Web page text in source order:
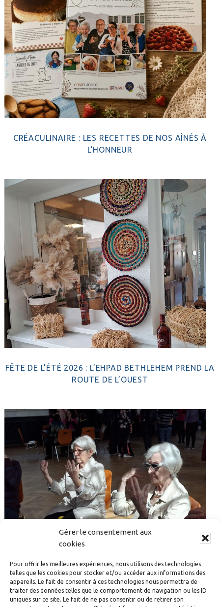
Gérer le consentement aux
cookies
Pour offrir les meilleures expériences, nous utilisons des technologies
telles que les cookies pour stocker et/ou accéder aux informations des
appareils. Le fait de consentir à ces technologies nous permettra de
traiter des données telles que le comportement de navigation ou les ID
uniques sur ce site. Le fait de ne pas consentir ou de retirer son
CRÉACULINAIRE : LES RECETTES DE NOS AÎNÉS À
L’HONNEUR
FÊTE DE L’ÉTÉ 2026 : L’EHPAD BETHLEHEM PREND LA
ROUTE DE L’OUEST
RETOUR SUR LES ANIMATIONS DE MAI ET JUIN AU
SEIN DE L’EHPAD LES 4 VENTS